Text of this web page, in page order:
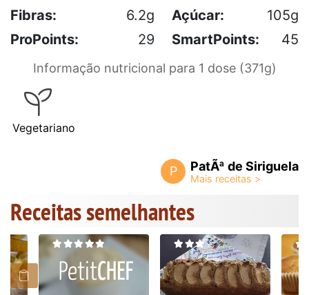
Fibras:
6.2g Açúcar:
105g
ProPoints:
29 SmartPoints: 45
Informação nutricional para 1 dose (371g)
Vegetariano
P PatÃª de Siriguela
Receitas semelhantes